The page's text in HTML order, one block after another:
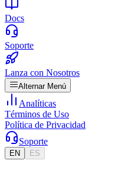
Docs
Soporte
Lanza con Nosotros
Alternar Menú
Analíticas
Términos de Uso
Política de Privacidad
Soporte
EN ES